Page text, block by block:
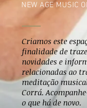
NEW AGE MUSIC
Criamos este
finalidade de
novidades e
relacionadas ao
meditação
Corrá.
o que há de novo.